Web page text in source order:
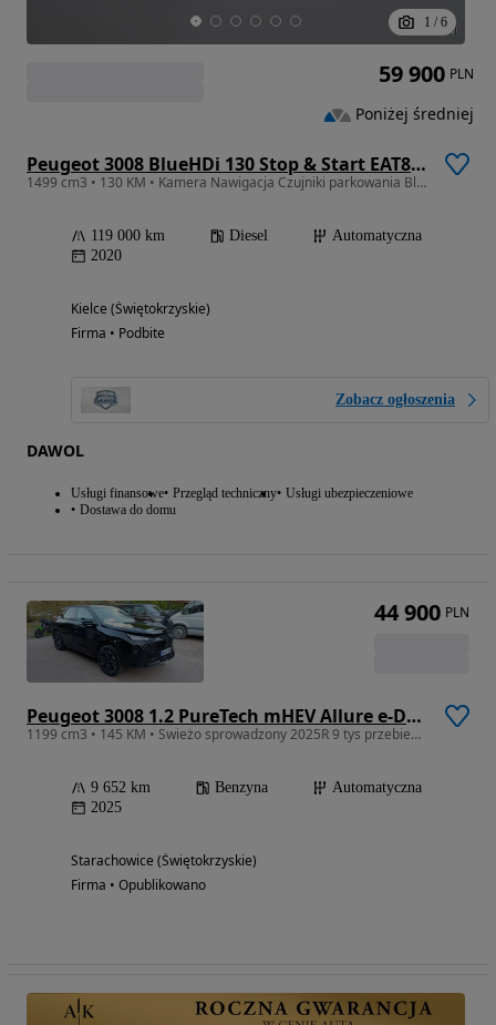
1 / 6
Peugeot 3008 BlueHDi 130 Stop & Start EAT8 Allure
1499 cm3 • 130 KM • Kamera Nawigacja Czujniki parkowania Blis Podgrzewane fotele
119 000 km Diesel
Automatyczna
2020
Kielce (Świętokrzyskie)
Firma • Podbite
Zobacz ogłoszenia
DAWOL
Usługi finansowe Przegląd techniczny Usługi ubezpieczeniowe
Dostawa do domu
59 900 PLN
Poniżej średniej
Peugeot 3008 1.2 PureTech mHEV Allure e-DCS6
1199 cm3 • 145 KM • Swieżo sprowadzony 2025R 9 tys przebieg Super Cena
9 652 km Benzyna
Automatyczna
2025
Starachowice (Świętokrzyskie)
Firma • Opublikowano
44 900 PLN